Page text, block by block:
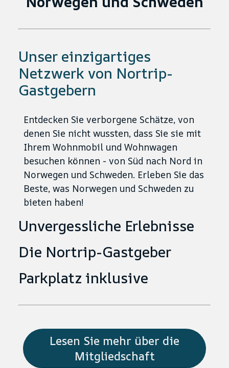
Unser einzigartiges
Netzwerk von Nortrip-
Gastgebern
Entdecken Sie verborgene Schätze, von
denen Sie nicht wussten, dass Sie sie mit
Ihrem Wohnmobil und Wohnwagen
besuchen können - von Süd nach Nord in
Norwegen und Schweden. Erleben Sie das
Beste, was Norwegen und Schweden zu
bieten haben!
Unvergessliche Erlebnisse
Die Nortrip-Gastgeber
Parkplatz inklusive
Lesen Sie mehr über die
Mitgliedschaft